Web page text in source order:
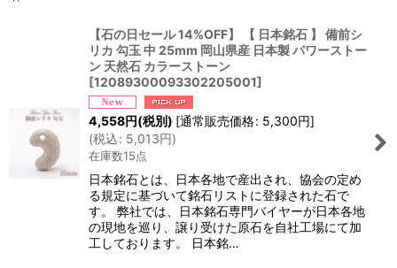
絞り込む
【石の日セール 14%OFF】 【 日本銘石 】 備前シ
リカ 勾玉 中 25mm 岡山県産 日本製 パワーストー
ン 天然石 カラーストーン
[12089300093302205001]
4,558円(税別) [通常販売価格: 5,300円]
(税込: 5,013円)
在庫数15点
日本銘石とは、日本各地で産出され、協会の定め
る規定に基づいて銘石リストに登録された石で
す。 弊社では、日本銘石専門バイヤーが日本各地
の現地を巡り、譲り受けた原石を自社工場にて加
工しております。 日本銘…